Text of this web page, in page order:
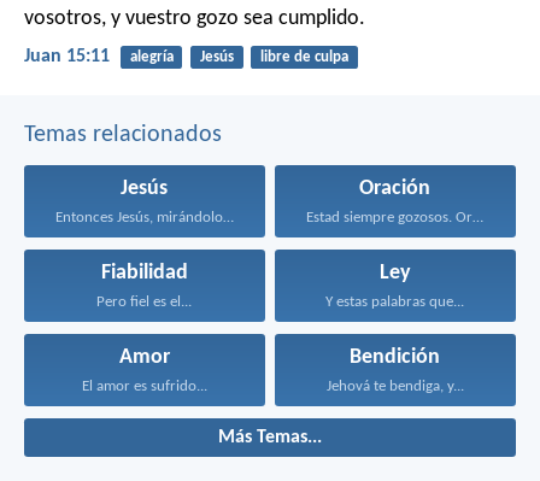
vosotros, y vuestro gozo sea cumplido.
Juan 15:11 alegría Jesús libre de culpa
Temas relacionados
Jesús
Entonces Jesús, mirándolos, dijo...
Oración
Estad siempre gozosos. Orad...
Fiabilidad
Pero fiel es el...
Ley
Y estas palabras que...
Amor
El amor es sufrido...
Bendición
Jehová te bendiga, y...
Más Temas...